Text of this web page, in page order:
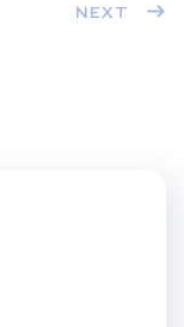
NEXT